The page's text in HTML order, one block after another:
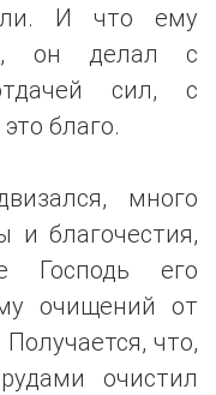
И что ему
он делал с
сил, с
благо.
много
и благочестия,
Господь его
очищений от
что,
очистил